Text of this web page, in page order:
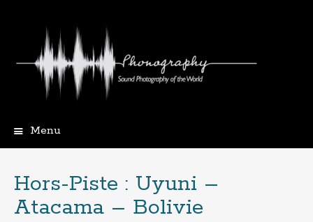
Menu
principal
Hors-Piste : Uyuni –
Atacama – Bolivie